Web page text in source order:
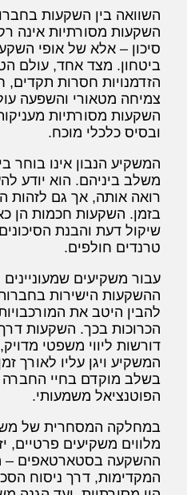
השוואה בין השקעות
השקעות מסורתיות אינה
סיכון – אלא של אופי
ביטחון. מצד אחד, עולם
הזדמנויות חסרות תקדים,
צמיחה מטאורי והשפעה
השקעות מסורתיות
ובסיס כלכלי מוכח.
המשקיע הנבון אינו בוחר
משלב ביניהם. הוא יודע
רואה אותה, אך גם לזהות
בזמן. השקעות חכמות הן
שיקול דעת והבנת
טרנדים חולפים.
עבור משקיעים
ההשקעות הישירות
להבין היטב את
דורשות ליווי משפטי
המשקיע ויגן עליו לאורך
בשלב מוקדם בחיי החברה
הפוטנציאל משמעותי.
במחלקה המסחרית של
מלווים משקיעים פרטיים,
ההשקעה בסטארטאפים –